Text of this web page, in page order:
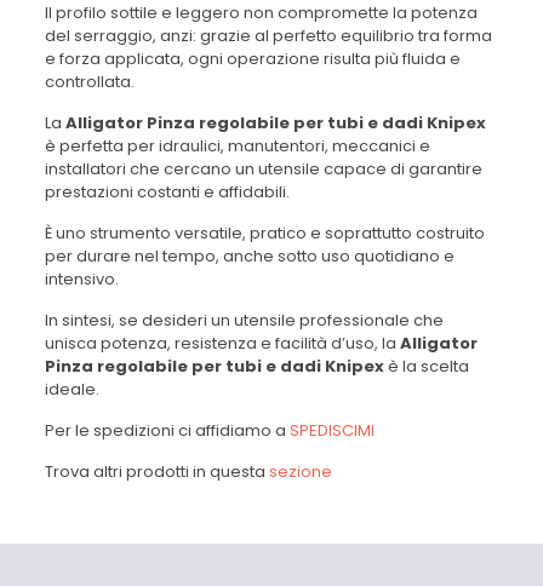
Il profilo sottile e leggero non compromette la potenza
del serraggio, anzi: grazie al perfetto equilibrio tra forma
e forza applicata, ogni operazione risulta più fluida e
controllata.
La Alligator Pinza regolabile per tubi e dadi Knipex
è perfetta per idraulici, manutentori, meccanici e
installatori che cercano un utensile capace di garantire
prestazioni costanti e affidabili.
È uno strumento versatile, pratico e soprattutto costruito
per durare nel tempo, anche sotto uso quotidiano e
intensivo.
In sintesi, se desideri un utensile professionale che
unisca potenza, resistenza e facilità d’uso, la Alligator
Pinza regolabile per tubi e dadi Knipexè la scelta
ideale.
Per le spedizioni ci affidiamo a SPEDISCIMI
Trova altri prodotti in questa sezione